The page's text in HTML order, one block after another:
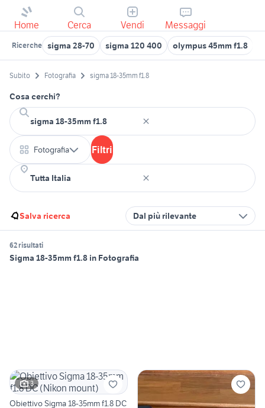
Home Cerca Vendi Messaggi
Ricerche sigma 28-70 sigma 120 400 olympus 45mm f1.8
Subito Fotografia sigma 18-35mm f1.8
Cosa cerchi?
Fotografia Filtri
Salva ricerca Dal più rilevante
62 risultati
Sigma 18-35mm f1.8 in Fotografia
3
Obiettivo Sigma 18-35mm f1.8 DC